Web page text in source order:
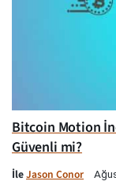
Bitcoin Motion
Güvenli mi?
İleJason Conor